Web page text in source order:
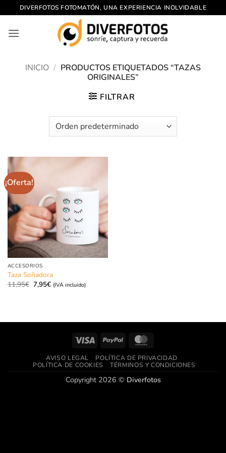
Saltar
al
contenido
DIVERFOTOS FOTOMATÓN, UNA EXPERIENCIA INOLVIDABLE
INICIO / PRODUCTOS ETIQUETADOS “TAZAS
ORIGINALES”
FILTRAR
¡Oferta!
ACCESORIOS
Taza Soñadora
11,95€ El
precio
7,95€El
precio
(IVA incluido)
Visa PayPal
AVISO LEGAL
POLÍTICA DE PRIVACIDAD
POLÍTICA DE COOKIES
TÉRMINOS Y CONDICIONES
Copyright 2026 © Diverfotos